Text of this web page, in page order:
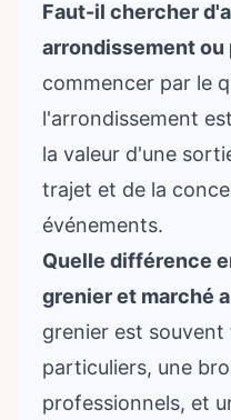
Faut-il chercher
arrondissement ou
commencer par le
l'arrondissement
la valeur d'une
trajet et de la
événements.
Quelle différence
grenier et marché
grenier est souvent
particuliers, une
professionnels, et